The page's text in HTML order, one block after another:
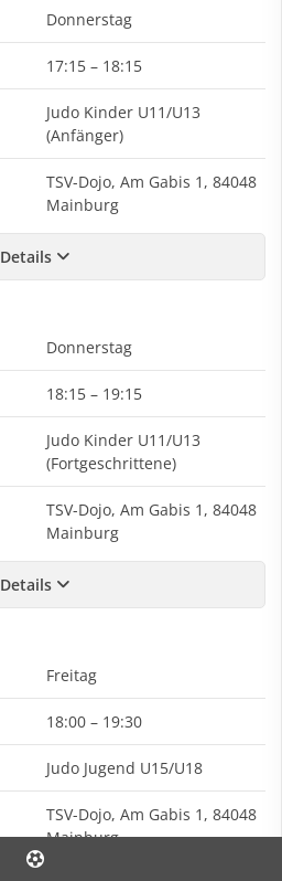
Donnerstag
17:15 – 18:15
Judo Kinder U11/U13
(Anfänger)
TSV-Dojo, Am Gabis 1, 84048
Mainburg
Details
Donnerstag
18:15 – 19:15
Judo Kinder U11/U13
(Fortgeschrittene)
TSV-Dojo, Am Gabis 1, 84048
Mainburg
Details
Freitag
18:00 – 19:30
Judo Jugend U15/U18
TSV-Dojo, Am Gabis 1, 84048
Mainburg